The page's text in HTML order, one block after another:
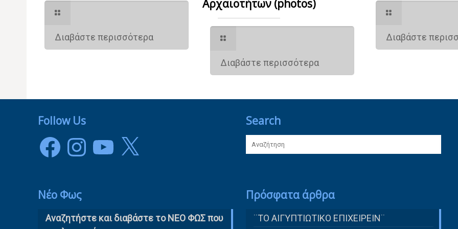
Διαβάστε περισσότερα
Αρχαιοτήτων (photos)
Διαβάστε περισσότερα
Διαβάστε
Follow Us
FacebookInstagramYouTube
X
Νέο Φως
Αναζητήστε και διαβάστε το NΕΟ ΦΩΣ που
Search
Πρόσφατα άρθρα
¨ΤΟ ΑΙΓΥΠΤΙΩΤΙΚΟ ΕΠΙΧΕΙΡΕΙΝ¨